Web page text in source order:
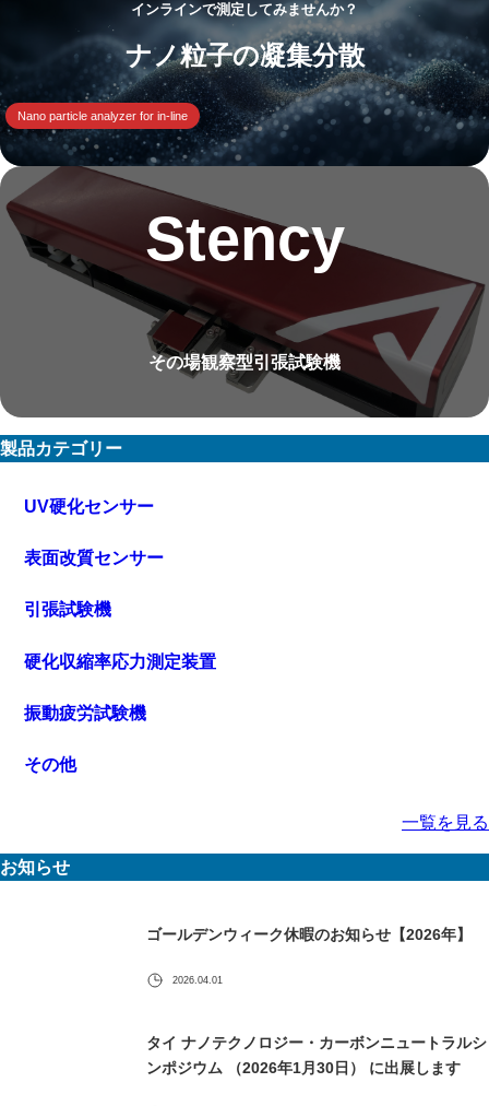
インラインで測定してみませんか？
ナノ粒子の凝集分散
Nano particle analyzer for in-line
Stency
その場観察型引張試験機
製品カテゴリー
UV硬化センサー
表面改質センサー
引張試験機
硬化収縮率応力測定装置
振動疲労試験機
その他
一覧を見る
お知らせ
ゴールデンウィーク休暇のお知らせ【2026年】
2026.04.01
タイ ナノテクノロジー・カーボンニュートラルシ
ンポジウム （2026年1月30日） に出展します